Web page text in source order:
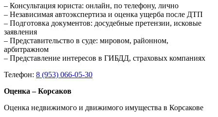
– Консультация юриста: онлайн, по телефону, лично
– Независимая автоэкспертиза и оценка ущерба после ДТП
– Подготовка документов: досудебные претензии, исковые
заявления
– Представительство в суде: мировом, районном,
арбитражном
– Представление интересов в ГИБДД, страховых компаниях
Телефон: 8 (953) 066-05-30
Оценка – Корсаков
Оценка недвижимого и движимого имущества в Корсакове